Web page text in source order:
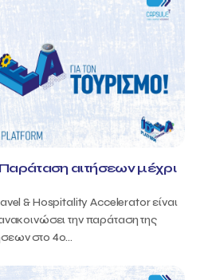
αιτήσεων μέχρι
& Hospitality Accelerator είναι
την παράταση της
στο 4ο...